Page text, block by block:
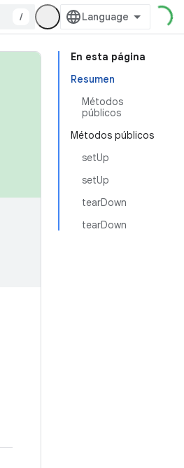
/
En esta página
Resumen
Métodos
públicos
Métodos públicos
setUp
setUp
tearDown
tearDown